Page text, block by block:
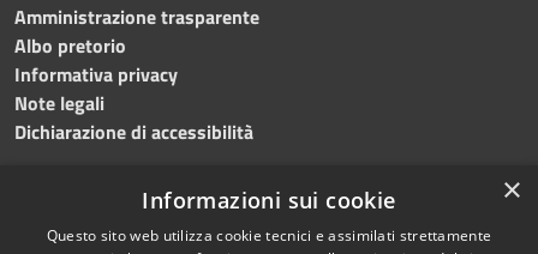
Amministrazione trasparente
Albo pretorio
Informativa privacy
Note legali
Dichiarazione di accessibilità
RSS Copyright © 2024 •
×
Informazioni sui cookie
Questo sito web utilizza cookie tecnici e assimilati strettamente